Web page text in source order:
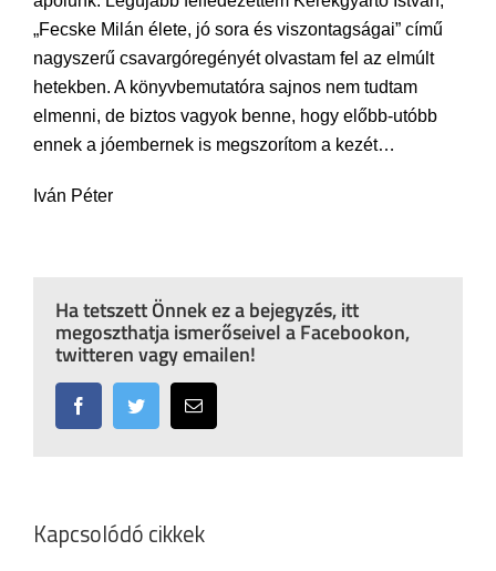
„Fecske Milán élete, jó sora és viszontagságai” című
nagyszerű csavargóregényét olvastam fel az elmúlt
hetekben. A könyvbemutatóra sajnos nem tudtam
elmenni, de biztos vagyok benne, hogy előbb-utóbb
ennek a jóembernek is megszorítom a kezét…
Iván Péter
Ha tetszett Önnek ez a bejegyzés, itt
megoszthatja ismerőseivel a Facebookon,
twitteren vagy emailen!
FacebookTwitter Email:
Kapcsolódó cikkek